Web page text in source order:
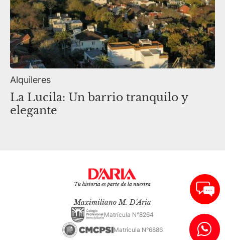
Alquileres
La Lucila: Un barrio tranquilo y
elegante
Maximiliano M. D'Aria
Matrícula N°8264
Matrícula N°6886